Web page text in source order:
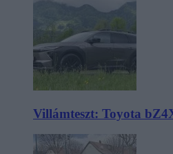
Villámteszt: Toyota